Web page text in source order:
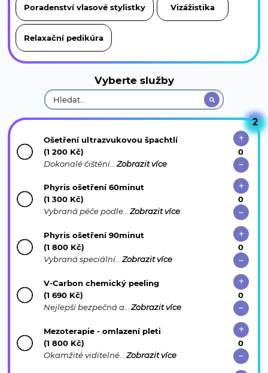
Poradenství vlasové stylistky Vizážistika
Relaxační pedikúra
Vyberte služby
2
Ošetření ultrazvukovou špachtlí
(1 200 Kč)
Dokonalé čištění…Zobrazit více
Phyris ošetření 60minut
(1 300 Kč)
Vybraná péče podle…Zobrazit více
Phyris ošetření 90minut
(1 800 Kč)
Vybraná speciální…Zobrazit více
V-Carbon chemický peeling
(1 690 Kč)
Nejlepší bezpečná a…Zobrazit více
Mezoterapie - omlazení pleti
(1 800 Kč)
Okamžité viditelné…Zobrazit více